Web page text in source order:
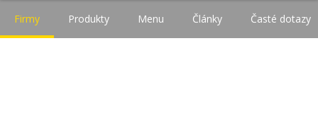
Firmy Produkty Menu Články Časté dotazy